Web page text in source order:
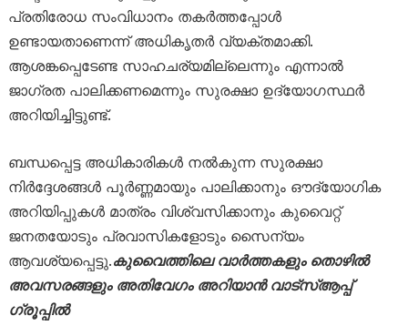
പ്രതിരോധ സംവിധാനം തകർത്തപ്പോൾ
ഉണ്ടായതാണെന്ന് അധികൃതർ വ്യക്തമാക്കി.
ആശങ്കപ്പെടേണ്ട സാഹചര്യമില്ലെന്നും എന്നാൽ
ജാഗ്രത പാലിക്കണമെന്നും സുരക്ഷാ ഉദ്യോഗസ്ഥർ
അറിയിച്ചിട്ടുണ്ട്.
ബന്ധപ്പെട്ട അധികാരികൾ നൽകുന്ന സുരക്ഷാ
നിർദ്ദേശങ്ങൾ പൂർണ്ണമായും പാലിക്കാനും ഔദ്യോഗിക
അറിയിപ്പുകൾ മാത്രം വിശ്വസിക്കാനും കുവൈറ്റ്
ജനതയോടും പ്രവാസികളോടും സൈന്യം
ആവശ്യപ്പെട്ടു.കുവൈത്തിലെ വാർത്തകളും തൊഴിൽ
അവസരങ്ങളും അതിവേഗം അറിയാൻ വാട്സ്ആപ്പ്
ഗ്രൂപ്പിൽ